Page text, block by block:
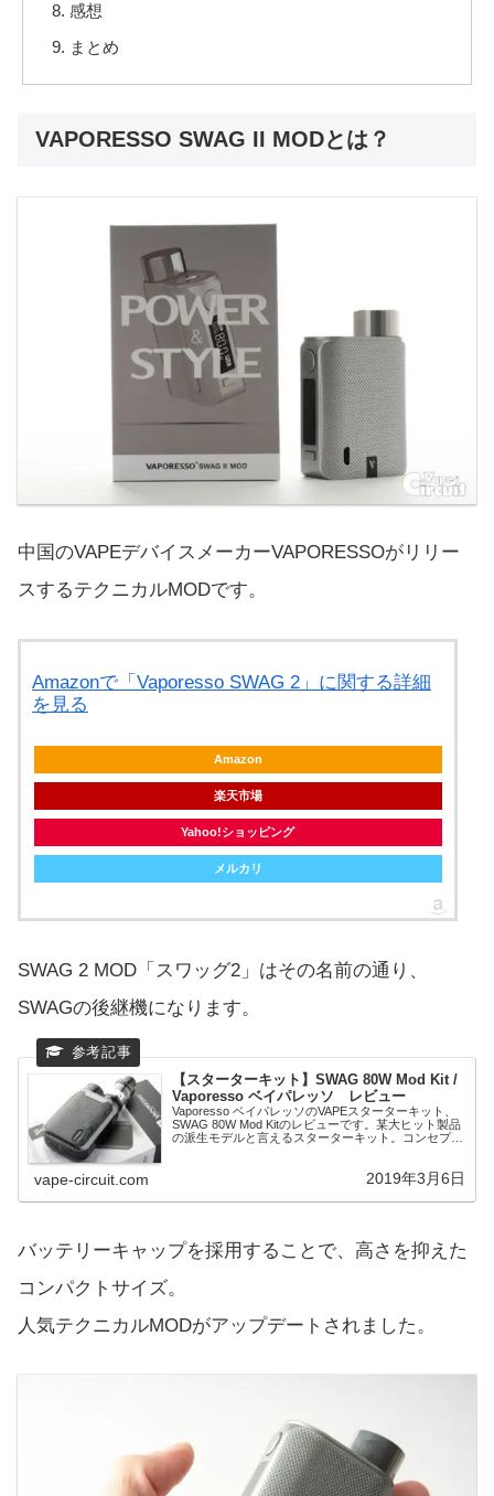
感想
まとめ
VAPORESSO SWAG II MODとは？
中国のVAPEデバイスメーカーVAPORESSOがリリー
スするテクニカルMODです。
Amazonで「Vaporesso SWAG 2」に関する詳細
を見る
Amazon
楽天市場
Yahoo!ショッピング
メルカリ
SWAG 2 MOD「スワッグ2」はその名前の通り、
SWAGの後継機になります。
【スターターキット】SWAG 80W Mod Kit /
Vaporesso ベイパレッソ レビュー
Vaporesso ベイパレッソのVAPEスターターキット、
SWAG 80W Mod Kitのレビューです。某大ヒット製品
の派生モデルと言えるスターターキット。コンセプト
vape-circuit.com 2019年3月6日
バッテリーキャップを採用することで、高さを抑えた
コンパクトサイズ。
人気テクニカルMODがアップデートされました。